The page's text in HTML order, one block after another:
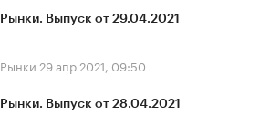
Рынки. Выпуск от 29.04.2021
Рынки 29 апр 2021, 09:50
Рынки. Выпуск от 28.04.2021